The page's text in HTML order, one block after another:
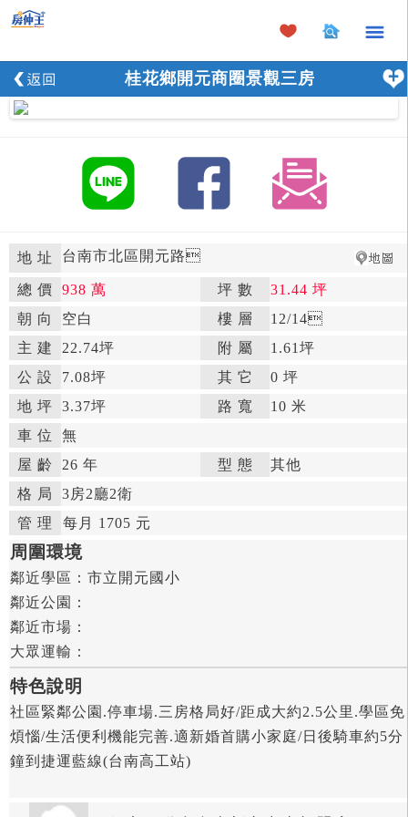
×
桂花鄉開元商圈景觀三房
地 址 台南市北區開元路
總 價 938 萬 坪 數 31.44 坪
朝 向
空白 樓 層 12/14
主 建
22.74坪 附 屬 1.61坪
公 設
7.08坪 其 它
0 坪
地 坪
3.37坪 路 寬
10 米
車 位
無
屋 齡
26 年 型 態 其他
格 局
3房2廳2衛
管 理
每月 1705 元
周圍環境
鄰近學區： 市立開元國小
鄰近公園：
鄰近市場：
大眾運輸：
特色說明
社區緊鄰公園.停車場.三房格局好/距成大約2.5公里.學區免
煩惱/生活便利機能完善.適新婚首購小家庭/日後騎車約5分
鐘到捷運藍線(台南高工站)